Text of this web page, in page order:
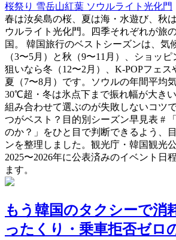
桜祭り 雪岳山紅葉 ソウルライト光化門
春は汝矣島の桜、夏は海・水遊び、秋
ウルライト光化門。四季それぞれが旅
国。 韓国旅行のベストシーズンは、気
（3〜5月）と秋（9〜11月）、ショッ
狙いなら冬（12〜2月）、K-POPフェス
夏（7〜8月）です。ソウルの年間平均
30℃超・冬は氷点下まで振れ幅が大き
組み合わせて選ぶのが失敗しないコツ
つがベスト？目的別シーズン早見表 #
のか？」をひと目で判断できるよう、
ンを整理しました。観光庁・韓国観光
2025〜2026年に公表済みのイベント日
ます。
もう韓国のタクシーで消
ったくり・乗車拒否ゼロ